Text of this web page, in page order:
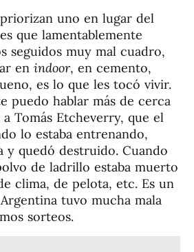
uno en lugar del
que lamentablemente
seguidos muy mal cuadro,
en indoor, en cemento,
es lo que les tocó vivir.
puedo hablar más de cerca
Tomás Etcheverry, que el
lo estaba entrenando,
y quedó destruido. Cuando
de ladrillo estaba muerto
clima, de pelota, etc. Es un
tuvo mucha mala
sorteos.